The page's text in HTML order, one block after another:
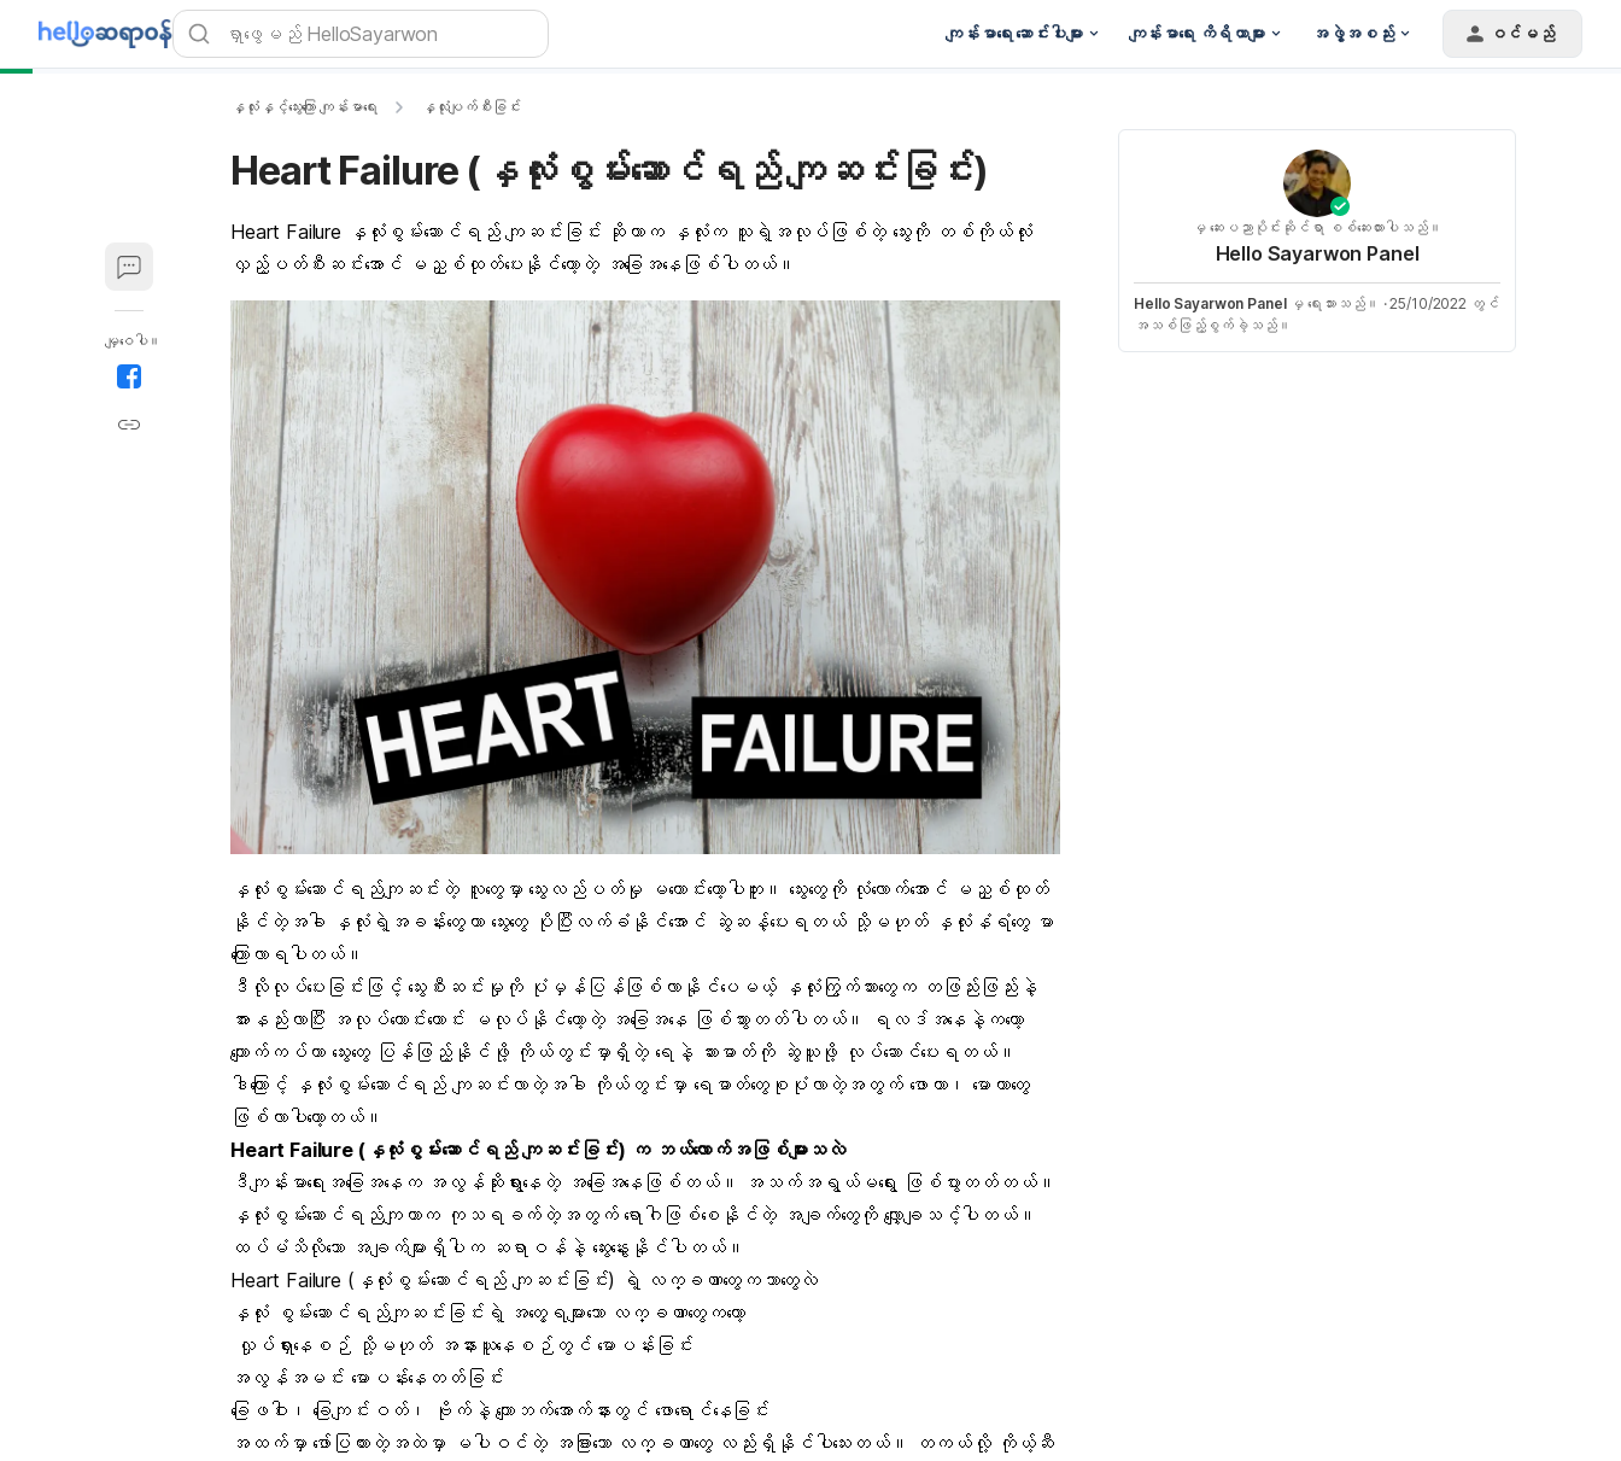
ကျန်းမာရေး ဆောင်းပါးများ ကျန်းမာရေး ကိရိယာများ အဖွဲ့အစည်း ဝင်မည်
မျှဝေပါ။
နှလုံးနှင့်သွေးကြော ကျန်းမာရေး နှလုံးပျက်စီးခြင်း
Heart Failure (နှလုံးစွမ်းဆောင်ရည် ကျဆင်းခြင်း)
Heart Failure နှလုံးစွမ်းဆောင်ရည် ကျဆင်းခြင်း ဆိုတာက နှလုံးက သူရဲ့အလုပ်ဖြစ်တဲ့ သွေးကို တစ်ကိုယ်လုံး
လှည့်ပတ်စီးဆင်းအောင် မညှစ်ထုတ်ပေးနိုင်တော့တဲ့ အခြေအနေဖြစ်ပါတယ်။
နှလုံးစွမ်းဆောင်ရည်ကျဆင်းတဲ့ လူတွေမှာ သွေးလည်ပတ်မှု မကောင်းတော့ပါဘူး။ သွေးတွေကို လုံလောက်အောင် မညှစ်ထုတ်
နိုင်တဲ့အခါ နှလုံးရဲ့အခန်းတွေဟာ သွေးတွေ ပိုပြီးလက်ခံနိုင်အောင် ဆွဲဆန့်ပေးရတယ် သို့မဟုတ် နှလုံးနံရံတွေ မာ
ကြောလာရပါတယ်။
ဒီလိုလုပ်ပေးခြင်းဖြင့် သွေးစီးဆင်းမှုကို ပုံမှန်ပြန်ဖြစ်လာနိုင်ပေမယ့် နှလုံးကြွက်သားတွေက တဖြည်းဖြည်းနဲ့
အားနည်းလာပြီး အလုပ်ကောင်းကောင်း မလုပ်နိုင်တော့တဲ့ အခြေအနေ ဖြစ်သွားတတ်ပါတယ်။ ရလဒ်အနေနဲ့ကတော့
ကျောက်ကပ်ဟာ သွေးတွေ ပြန်ဖြည့်နိုင်ဖို့ ကိုယ်တွင်းမှာရှိတဲ့ ရေနဲ့ ဆားဓာတ်ကို ဆွဲယူဖို့ လုပ်ဆောင်ပေးရတယ်။
ဒါကြောင့် နှလုံးစွမ်းဆောင်ရည် ကျဆင်းလာတဲ့အခါ ကိုယ်တွင်းမှာ ရေဓာတ်တွေစုပုံလာတဲ့အတွက် ဖော တာ၊ မောတာတွေ
ဖြစ်လာပါတော့တယ်။
Heart Failure (နှလုံးစွမ်းဆောင်ရည် ကျဆင်းခြင်း) က ဘယ်လောက်အဖြစ်များသလဲ
ဒီကျန်းမာရေးအခြေအနေက အလွန်ဆိုးရွားနေတဲ့ အခြေအနေဖြစ်တယ်။ အသက်အရွယ်မရွေး ဖြစ်ပွားတတ်တယ်။
နှလုံးစွမ်းဆောင်ရည်ကျတာက ကုသရခက်တဲ့အတွက် ရောဂါဖြစ်စေနိုင်တဲ့ အချက်တွေကို လျှော့ချသင့်ပါတယ်။
ထပ်မံသိလိုသော အချက်များရှိပါက ဆရာဝန်နဲ့ ဆွေးနွေးနိုင်ပါတယ်။
Heart Failure (နှလုံးစွမ်းဆောင်ရည် ကျဆင်းခြင်း) ရဲ့ လက္ခဏာတွေကဘာတွေလဲ
နှလုံး စွမ်းဆောင်ရည်ကျဆင်းခြင်းရဲ့ အတွေ့ရများသော လက္ခဏာတွေကတော့
လှုပ်ရှားနေစဉ် သို့မဟုတ် အနားယူနေစဉ်တွင် မောပန်းခြင်း
အလွန်အမင်း မောပန်းနေတတ်ခြင်း
ခြေဖဝါး၊ ခြေကျင်းဝတ်၊ ဗိုက်နဲ့ ကျောဘက်အောက်နားတွင် ဖောရောင်နေခြင်း
အထက်မှာ ဖော်ပြထားတဲ့အထဲမှာ မပါဝင်တဲ့ အခြားသော လက္ခဏာတွေ လည်းရှိနိုင်ပါသေးတယ်။ တကယ်လို့ ကိုယ့်ဆီ
မှ ဆေးပညာပိုင်းဆိုင်ရာ စစ်ဆေးထားပါသည်။
Hello Sayarwon Panel
Hello Sayarwon Panelမှ ရေးသားသည်။ ·25/10/2022 တွင်
အသစ်ဖြည့်စွက်ခဲ့သည်။